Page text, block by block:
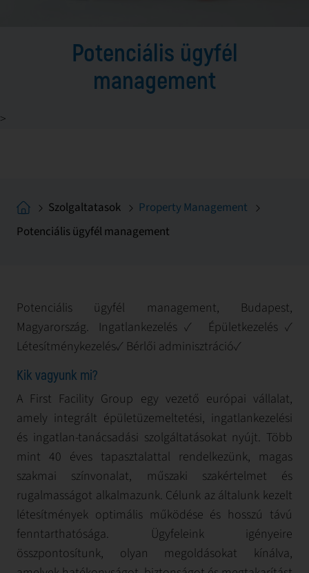
Potenciális ügyfél
management
>
Szolgaltatasok
Property Management
Potenciális ügyfél management
Potenciális ügyfél management, Budapest,
Magyarország. Ingatlankezelés✓ Épületkezelés✓
Létesítménykezelés✓ Bérlői adminisztráció✓
Kik vagyunk mi?
A First Facility Group egy vezető európai vállalat,
amely integrált épületüzemeltetési, ingatlankezelési
és ingatlan-tanácsadási szolgáltatásokat nyújt. Több
mint 40 éves tapasztalattal rendelkezünk, magas
szakmai színvonalat, műszaki szakértelmet és
rugalmasságot alkalmazunk. Célunk az általunk kezelt
létesítmények optimális működése és hosszú távú
fenntarthatósága. Ügyfeleink igényeire
összpontosítunk, olyan megoldásokat kínálva,